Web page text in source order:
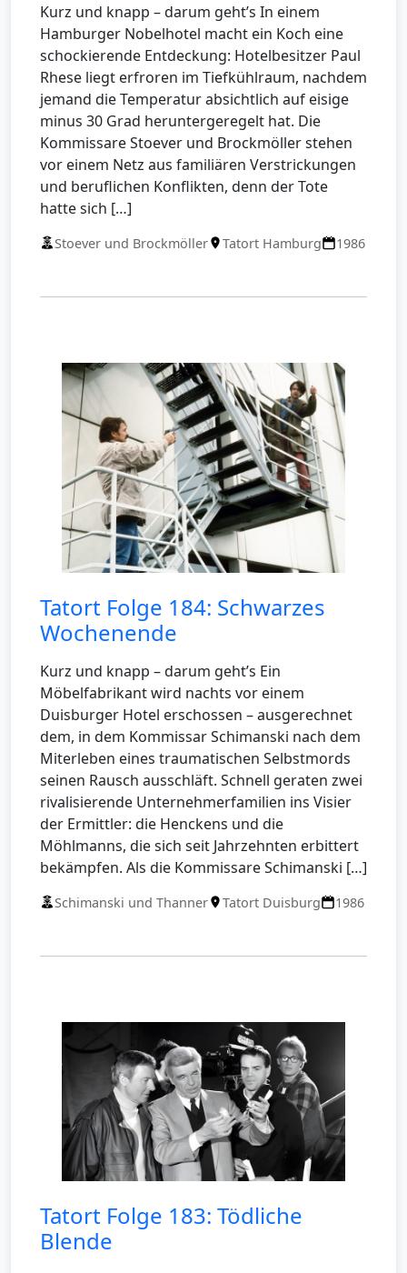
Kurz und knapp – darum geht’s In einem
Hamburger Nobelhotel macht ein Koch eine
schockierende Entdeckung: Hotelbesitzer Paul
Rhese liegt erfroren im Tiefkühlraum, nachdem
jemand die Temperatur absichtlich auf eisige
minus 30 Grad heruntergeregelt hat. Die
Kommissare Stoever und Brockmöller stehen
vor einem Netz aus familiären Verstrickungen
und beruflichen Konflikten, denn der Tote
hatte sich […]
Stoever und Brockmöller Tatort Hamburg 1986
Tatort Folge 184: Schwarzes
Wochenende
Kurz und knapp – darum geht’s Ein
Möbelfabrikant wird nachts vor einem
Duisburger Hotel erschossen – ausgerechnet
dem, in dem Kommissar Schimanski nach dem
Miterleben eines traumatischen Selbstmords
seinen Rausch ausschläft. Schnell geraten zwei
rivalisierende Unternehmerfamilien ins Visier
der Ermittler: die Henckens und die
Möhlmanns, die sich seit Jahrzehnten erbittert
bekämpfen. Als die Kommissare Schimanski […]
Schimanski und Thanner Tatort Duisburg 1986
Tatort Folge 183: Tödliche
Blende